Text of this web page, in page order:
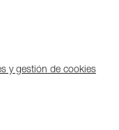
y gestión de cookies